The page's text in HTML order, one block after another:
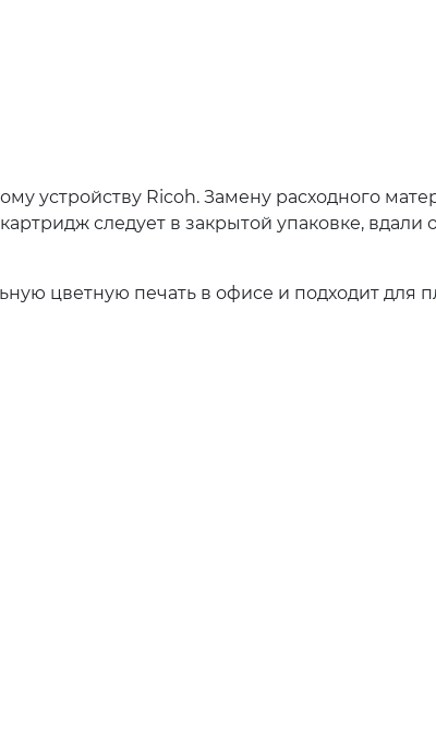
устройству Ricoh. Замену расходного
следует в закрытой упаковке, вдали
цветную печать в офисе и подходит для